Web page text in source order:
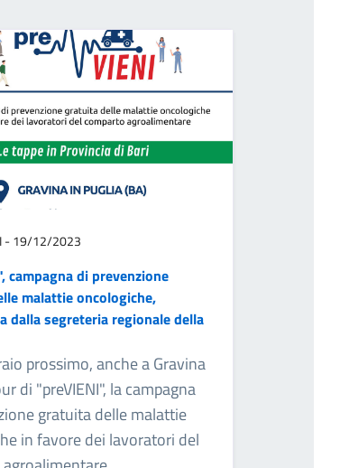
- 19/12/2023
campagna di prevenzione
malattie oncologiche,
dalla segreteria regionale della
prossimo, anche a Gravina
di "preVIENI", la campagna
gratuita delle malattie
in favore dei lavoratori del